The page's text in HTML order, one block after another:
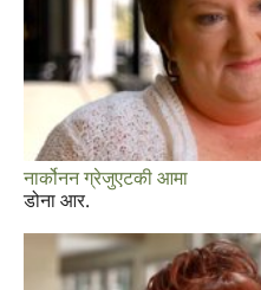
नार्कोनन ग्रेजुएटकी आमा
डोना आर.